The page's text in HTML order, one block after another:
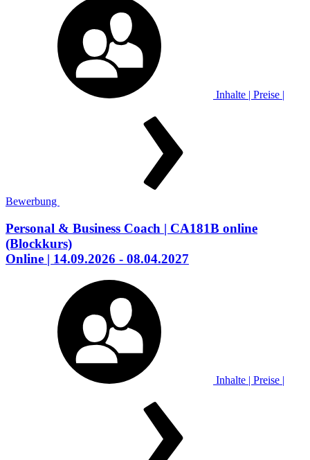
Inhalte | Preise |
Bewerbung
Personal & Business Coach | CA181B online
(Blockkurs)
Online | 14.09.2026 - 08.04.2027
Inhalte | Preise |